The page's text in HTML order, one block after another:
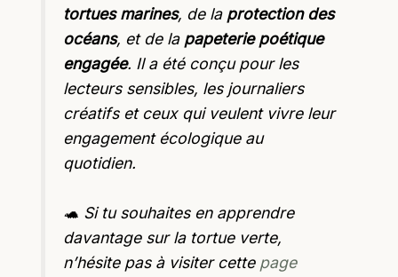
tortues marines, de la protection des
océans, et de la papeterie poétique
engagée. Il a été conçu pour les
lecteurs sensibles, les journaliers
créatifs et ceux qui veulent vivre leur
engagement écologique au
quotidien.
🐢 Si tu souhaites en apprendre
davantage sur la tortue verte,
n’hésite pas à visiter cette page